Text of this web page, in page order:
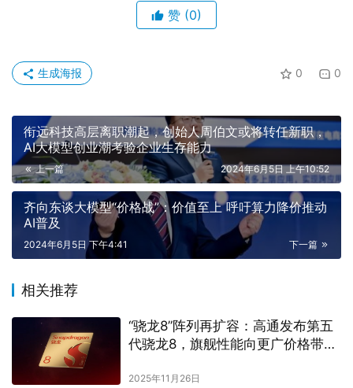
赞 (0)
0 0
生成海报
衔远科技高层离职潮起，创始人周伯文或将转任新职，
AI大模型创业潮考验企业生存能力
上一篇 2024年6月5日 上午10:52
齐向东谈大模型“价格战”：价值至上 呼吁算力降价推动
AI普及
下一篇
2024年6月5日 下午4:41
相关推荐
“骁龙8”阵列再扩容：高通发布第五
代骁龙8，旗舰性能向更广价格带下
2025年11月26日